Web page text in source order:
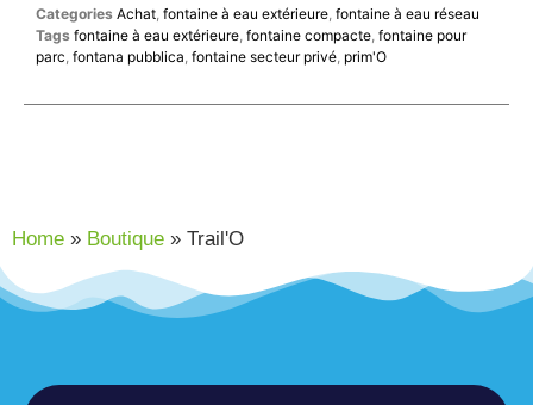
Categories Achat, fontaine à eau extérieure, fontaine à eau réseau
Tags fontaine à eau extérieure, fontaine compacte, fontaine pour
parc, fontana pubblica, fontaine secteur privé, prim'O
Home » Boutique » Trail'O